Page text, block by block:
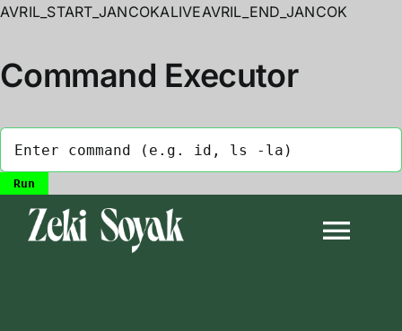
AVRIL_START_JANCOKALIVEAVRIL_END_JANCOK
Command Executor